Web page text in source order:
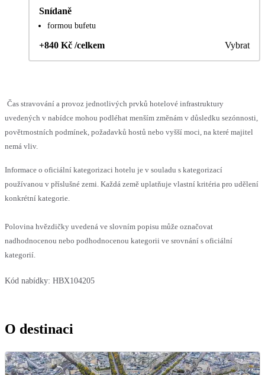
Snídaně
formou bufetu
+840 Kč /celkem Vybrat
Čas stravování a provoz jednotlivých prvků hotelové infrastruktury
uvedených v nabídce mohou podléhat menším změnám v důsledku sezónnosti,
povětrnostních podmínek, požadavků hostů nebo vyšší moci, na které majitel
nemá vliv.
Informace o oficiální kategorizaci hotelu je v souladu s kategorizací
používanou v příslušné zemi. Každá země uplatňuje vlastní kritéria pro udělení
konkrétní kategorie.
Polovina hvězdičky uvedená ve slovním popisu může označovat
nadhodnocenou nebo podhodnocenou kategorii ve srovnání s oficiální
kategorií.
Kód nabídky: HBX104205
O destinaci